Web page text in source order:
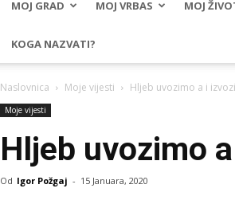
MOJ GRAD MOJ VRBAS MOJ
KOGA NAZVATI?
Naslovnica Moje vijesti Hljeb uvozimo a i
Moje vijesti
Hljeb uvozimo
Od Igor Požgaj - 15 Januara, 2020